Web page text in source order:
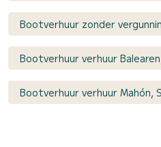
Bootverhuur zonder
Bootverhuur verhuur
Bootverhuur verhuur Mahón,